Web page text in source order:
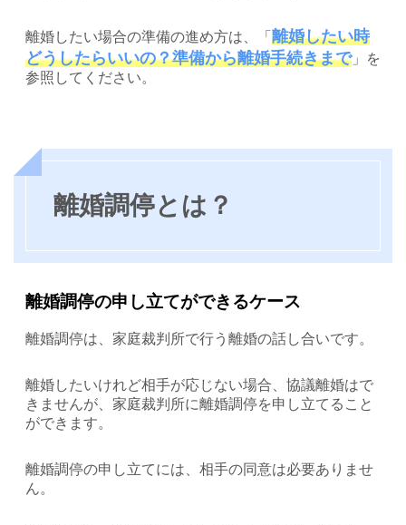
離婚したい場合の準備の進め方は、「 離婚したい時
どうしたらいいの？準備から離婚手続きまで」を
参照してください。
離婚調停とは？
離婚調停の申し立てができるケース
離婚調停は、家庭裁判所で行う離婚の話し合いです。
離婚したいけれど相手が応じない場合、協議離婚はで
きませんが、家庭裁判所に離婚調停を申し立てること
ができます。
離婚調停の申し立てには、相手の同意は必要ありませ
ん。